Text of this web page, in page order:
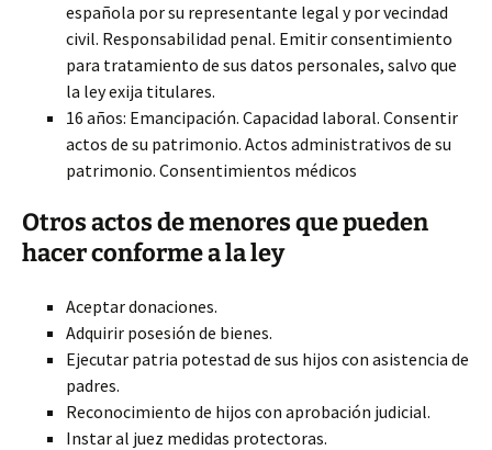
española por su representante legal y por vecindad
civil. Responsabilidad penal. Emitir consentimiento
para tratamiento de sus datos personales, salvo que
la ley exija titulares.
16 años: Emancipación. Capacidad laboral. Consentir
actos de su patrimonio. Actos administrativos de su
patrimonio. Consentimientos médicos
Otros actos de menores que pueden
hacer conforme a la ley
Aceptar donaciones.
Adquirir posesión de bienes.
Ejecutar patria potestad de sus hijos con asistencia de
padres.
Reconocimiento de hijos con aprobación judicial.
Instar al juez medidas protectoras.